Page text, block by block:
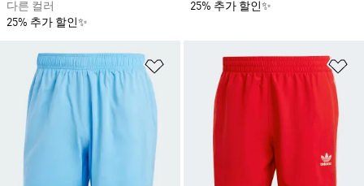
다른 컬러
25% 추가 할인✨
25% 추가 할인✨
위시리스트 담기